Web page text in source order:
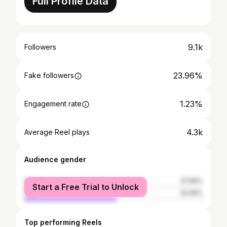
Followers 9.1k
Fake followers 23.96%
Engagement rate 1.23%
Average Reel plays 4.3k
Audience gender
female
male
Start a Free Trial to Unlock
Top performing Reels